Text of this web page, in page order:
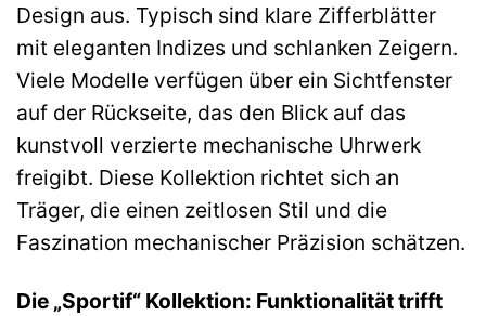
Design aus. Typisch sind klare Zifferblätter
mit eleganten Indizes und schlanken Zeigern.
Viele Modelle verfügen über ein Sichtfenster
auf der Rückseite, das den Blick auf das
kunstvoll verzierte mechanische Uhrwerk
freigibt. Diese Kollektion richtet sich an
Träger, die einen zeitlosen Stil und die
Faszination mechanischer Präzision schätzen.
Die „Sportif“ Kollektion: Funktionalität trifft